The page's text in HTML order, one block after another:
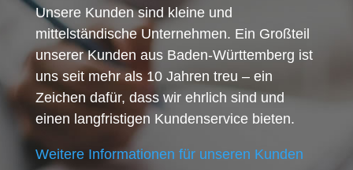
Unsere Kunden sind kleine und
mittelständische Unternehmen. Ein Großteil
unserer Kunden aus Baden-Württemberg ist
uns seit mehr als 10 Jahren treu – ein
Zeichen dafür, dass wir ehrlich sind und
einen langfristigen Kundenservice bieten.
Weitere Informationen für unseren Kunden